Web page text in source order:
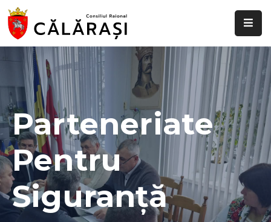
Despre
Știri
și
evenimente
Transparență
decizională
Comisii
raionale
Parteneriate
Pentru
Siguranță